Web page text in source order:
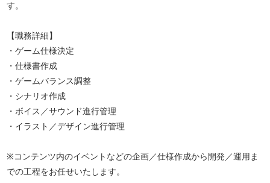
す。
【職務詳細】
・ゲーム仕様決定
・仕様書作成
・ゲームバランス調整
・シナリオ作成
・ボイス／サウンド進行管理
・イラスト／デザイン進行管理
※コンテンツ内のイベントなどの企画／仕様作成から開発／運用ま
での工程をお任せいたします。